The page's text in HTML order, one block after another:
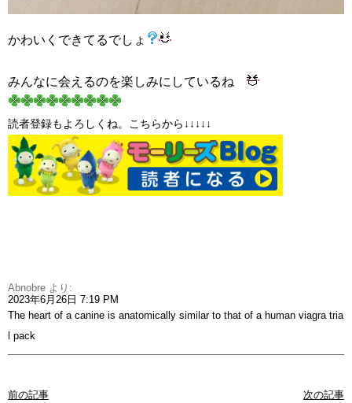
かわいくできてるでしょ
みんなに会えるのを楽しみにしているね
読者登録もよろしくね。こちらから↓ ↓ ↓ ↓ ↓
Abnobre より:
2023年6月26日 7:19 PM
The heart of a canine is anatomically similar to that of a human viagra tria
l pack
前の記事 次の記事